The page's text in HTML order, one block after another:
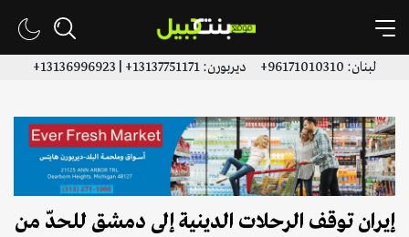
لبنان: 96171010310+ ديربورن: 13137751171+ | 13136996923+
إيران توقف الرحلات الدينية إلى دمشق للحدّ من